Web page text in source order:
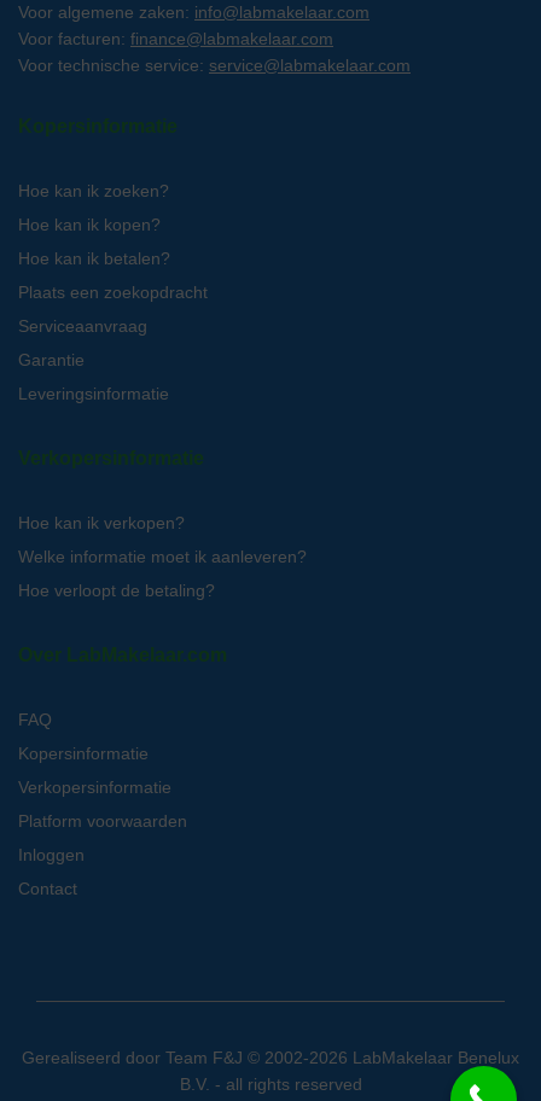
Voor algemene zaken: info@labmakelaar.com
Voor facturen: finance@labmakelaar.com
Voor technische service: service@labmakelaar.com
Kopersinformatie
Hoe kan ik zoeken?
Hoe kan ik kopen?
Hoe kan ik betalen?
Plaats een zoekopdracht
Serviceaanvraag
Garantie
Leveringsinformatie
Verkopersinformatie
Hoe kan ik verkopen?
Welke informatie moet ik aanleveren?
Hoe verloopt de betaling?
Over LabMakelaar.com
FAQ
Kopersinformatie
Verkopersinformatie
Platform voorwaarden
Inloggen
Contact
Gerealiseerd door Team F&J © 2002-2026 LabMakelaar Benelux
B.V. - all rights reserved